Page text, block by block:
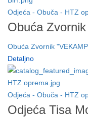
Odjeća - Obuča - HTZ
Obuća
Obuća Zvornik
Detaljno
Odjeća - Obuča - HTZ
Odjeća Tisa